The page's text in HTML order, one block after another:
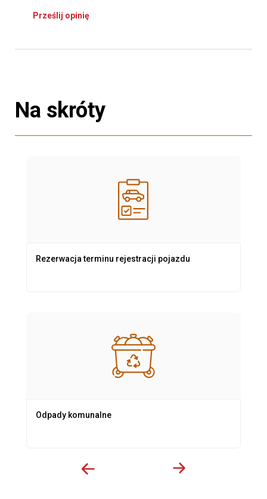
Prześlij opinię
Na skróty
Rezerwacja terminu rejestracji pojazdu
Odpady komunalne